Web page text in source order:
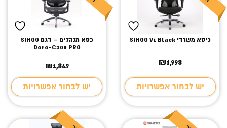
כיסא משרדי SIHOO V1 Black
₪1,998
יש לבחור אפשרויות
כסא מנהלים – דגם SIHOO
Doro-C300 PRO
₪1,849
יש לבחור אפשרויות